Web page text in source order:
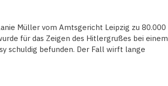
Müller vom Amtsgericht Leipzig zu 80.000
für das Zeigen des Hitlergrußes bei einem
schuldig befunden. Der Fall wirft lange